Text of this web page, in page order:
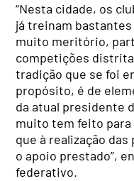
“Nesta cidade, os
já treinam
muito meritório,
competições
tradição que se foi
propósito, é de
da atual presidente
muito tem feito
que à realização
o apoio prestado”,
federativo.